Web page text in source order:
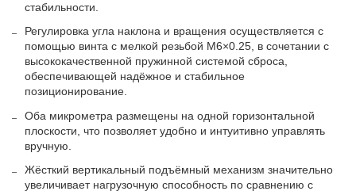
стабильности.
Регулировка угла наклона и вращения осуществляется с
помощью винта с мелкой резьбой M6×0.25, в сочетании с
высококачественной пружинной системой сброса,
обеспечивающей надёжное и стабильное
позиционирование.
Оба микрометра размещены на одной горизонтальной
плоскости, что позволяет удобно и интуитивно управлять
вручную.
Жёсткий вертикальный подъёмный механизм значительно
увеличивает нагрузочную способность по сравнению с